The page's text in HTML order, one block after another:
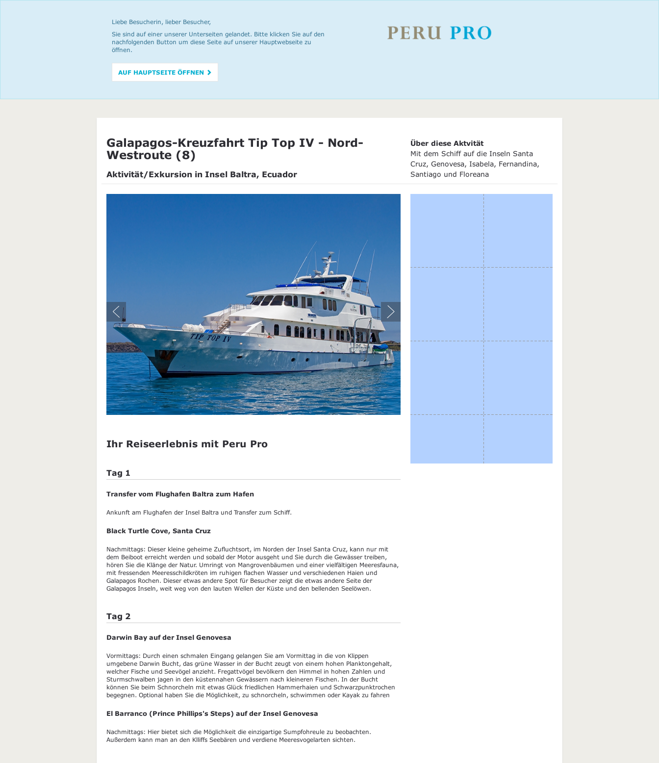
Liebe Besucherin, lieber Besucher,
Sie sind auf einer unserer Unterseiten gelandet. Bitte klicken Sie auf den
nachfolgenden Button um diese Seite auf unserer Hauptwebseite zu
öffnen.
AUF HAUPTSEITE ÖFFNEN
Galapagos-Kreuzfahrt Tip Top IV - Nord-
Westroute (8)
Aktivität/Exkursion in Insel Baltra, Ecuador
Über diese Aktvität
Mit dem Schiff auf die Inseln Santa
Cruz, Genovesa, Isabela, Fernandina,
Santiago und Floreana
Ihr Reiseerlebnis mit Peru Pro
Tag 1
Transfer vom Flughafen Baltra zum Hafen
Ankunft am Flughafen der Insel Baltra und Transfer zum Schiff.
Black Turtle Cove, Santa Cruz
Nachmittags: Dieser kleine geheime Zufluchtsort, im Norden der Insel Santa Cruz, kann nur mit
dem Beiboot erreicht werden und sobald der Motor ausgeht und Sie durch die Gewässer treiben,
hören Sie die Klänge der Natur. Umringt von Mangrovenbäumen und einer vielfältigen Meeresfauna,
mit fressenden Meeresschildkröten im ruhigen flachen Wasser und verschiedenen Haien und
Galapagos Rochen. Dieser etwas andere Spot für Besucher zeigt die etwas andere Seite der
Galapagos Inseln, weit weg von den lauten Wellen der Küste und den bellenden Seelöwen.
Tag 2
Darwin Bay auf der Insel Genovesa
Vormittags: Durch einen schmalen Eingang gelangen Sie am Vormittag in die von Klippen
umgebene Darwin Bucht, das grüne Wasser in der Bucht zeugt von einem hohen Planktongehalt,
welcher Fische und Seevögel anzieht. Fregattvögel bevölkern den Himmel in hohen Zahlen und
Sturmschwalben jagen in den küstennahen Gewässern nach kleineren Fischen. In der Bucht
können Sie beim Schnorcheln mit etwas Glück friedlichen Hammerhaien und Schwarzpunktrochen
begegnen. Optional haben Sie die Möglichkeit, zu schnorcheln, schwimmen oder Kayak zu fahren
El Barranco (Prince Phillips's Steps) auf der Insel Genovesa
Nachmittags: Hier bietet sich die Möglichkeit die einzigartige Sumpfohreule zu beobachten.
Außerdem kann man an den Klliffs Seebären und verdiene Meeresvogelarten sichten.